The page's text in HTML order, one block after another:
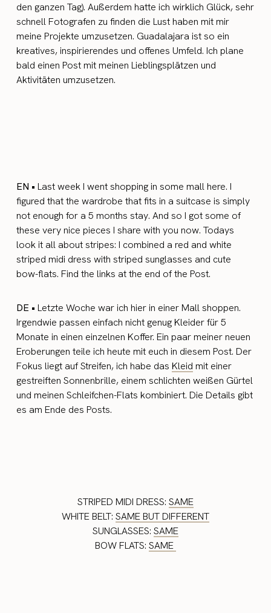
den ganzen Tag). Außerdem hatte ich wirklich Glück, sehr
schnell Fotografen zu finden die Lust haben mit mir
meine Projekte umzusetzen. Guadalajara ist so ein
kreatives, inspirierendes und offenes Umfeld. Ich plane
bald einen Post mit meinen Lieblingsplätzen und
Aktivitäten umzusetzen.
EN •Last week I went shopping in some mall here. I
figured that the wardrobe that fits in a suitcase is simply
not enough for a 5 months stay. And so I got some of
these very nice pieces I share with you now. Todays
look it all about stripes: I combined a red and white
striped midi dress with striped sunglasses and cute
bow-flats. Find the links at the end of the Post.
DE • Letzte Woche war ich hier in einer Mall shoppen.
Irgendwie passen einfach nicht genug Kleider für 5
Monate in einen einzelnen Koffer. Ein paar meiner neuen
Eroberungen teile ich heute mit euch in diesem Post. Der
Fokus liegt auf Streifen, ich habe dasKleid mit einer
gestreiften Sonnenbrille, einem schlichten weißen Gürtel
und meinen Schleifchen-Flats kombiniert. Die Details gibt
es am Ende des Posts.
STRIPED MIDI DRESS: SAME
WHITE BELT: SAME BUT DIFFERENT
SUNGLASSES: SAME
BOW FLATS: SAME